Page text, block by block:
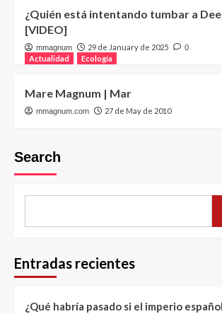
¿Quién está intentando tumbar a
[VIDEO]
mmagnum 29 de January de 2025 0
Actualidad Ecología
Mare Magnum | Mar
mmagnum.com 27 de May de 2010
Search
Entradas recientes
¿Qué habría pasado si el imperio